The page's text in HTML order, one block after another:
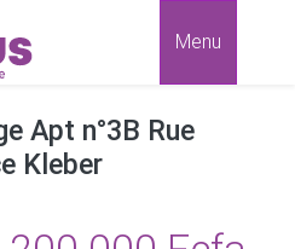
Menu
Apt n°3B Rue
Kleber